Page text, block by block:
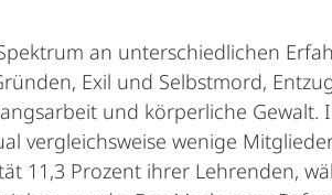
an unterschiedlichen
Exil und Selbstmord,
und körperliche Gewalt.
vergleichsweise wenige
11,3 Prozent ihrer Lehrenden,